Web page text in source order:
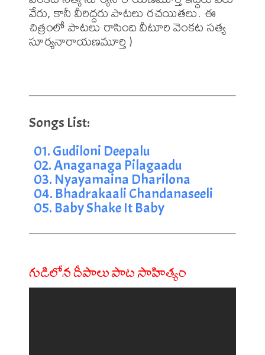
వేరు, కానీ వీరిద్దరు పాటలు రచయితలు. ఈ
చిత్రంలో పాటలు రాసింది వీటూరి వెంకట సత్య
సూర్యనారాయణమూర్తి )
01. Gudiloni Deepalu
02. Anaganaga Pilagaadu
03. Nyayamaina Dharilona
04. Bhadrakaali Chandanaseeli
05. Baby Shake It Baby
గుడిలోన దీపాలు పాట సాహిత్యం